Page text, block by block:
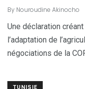
By Nouroudine Akinocho
Une déclaration
l’adaptation de
négociations de la
TUNISIE